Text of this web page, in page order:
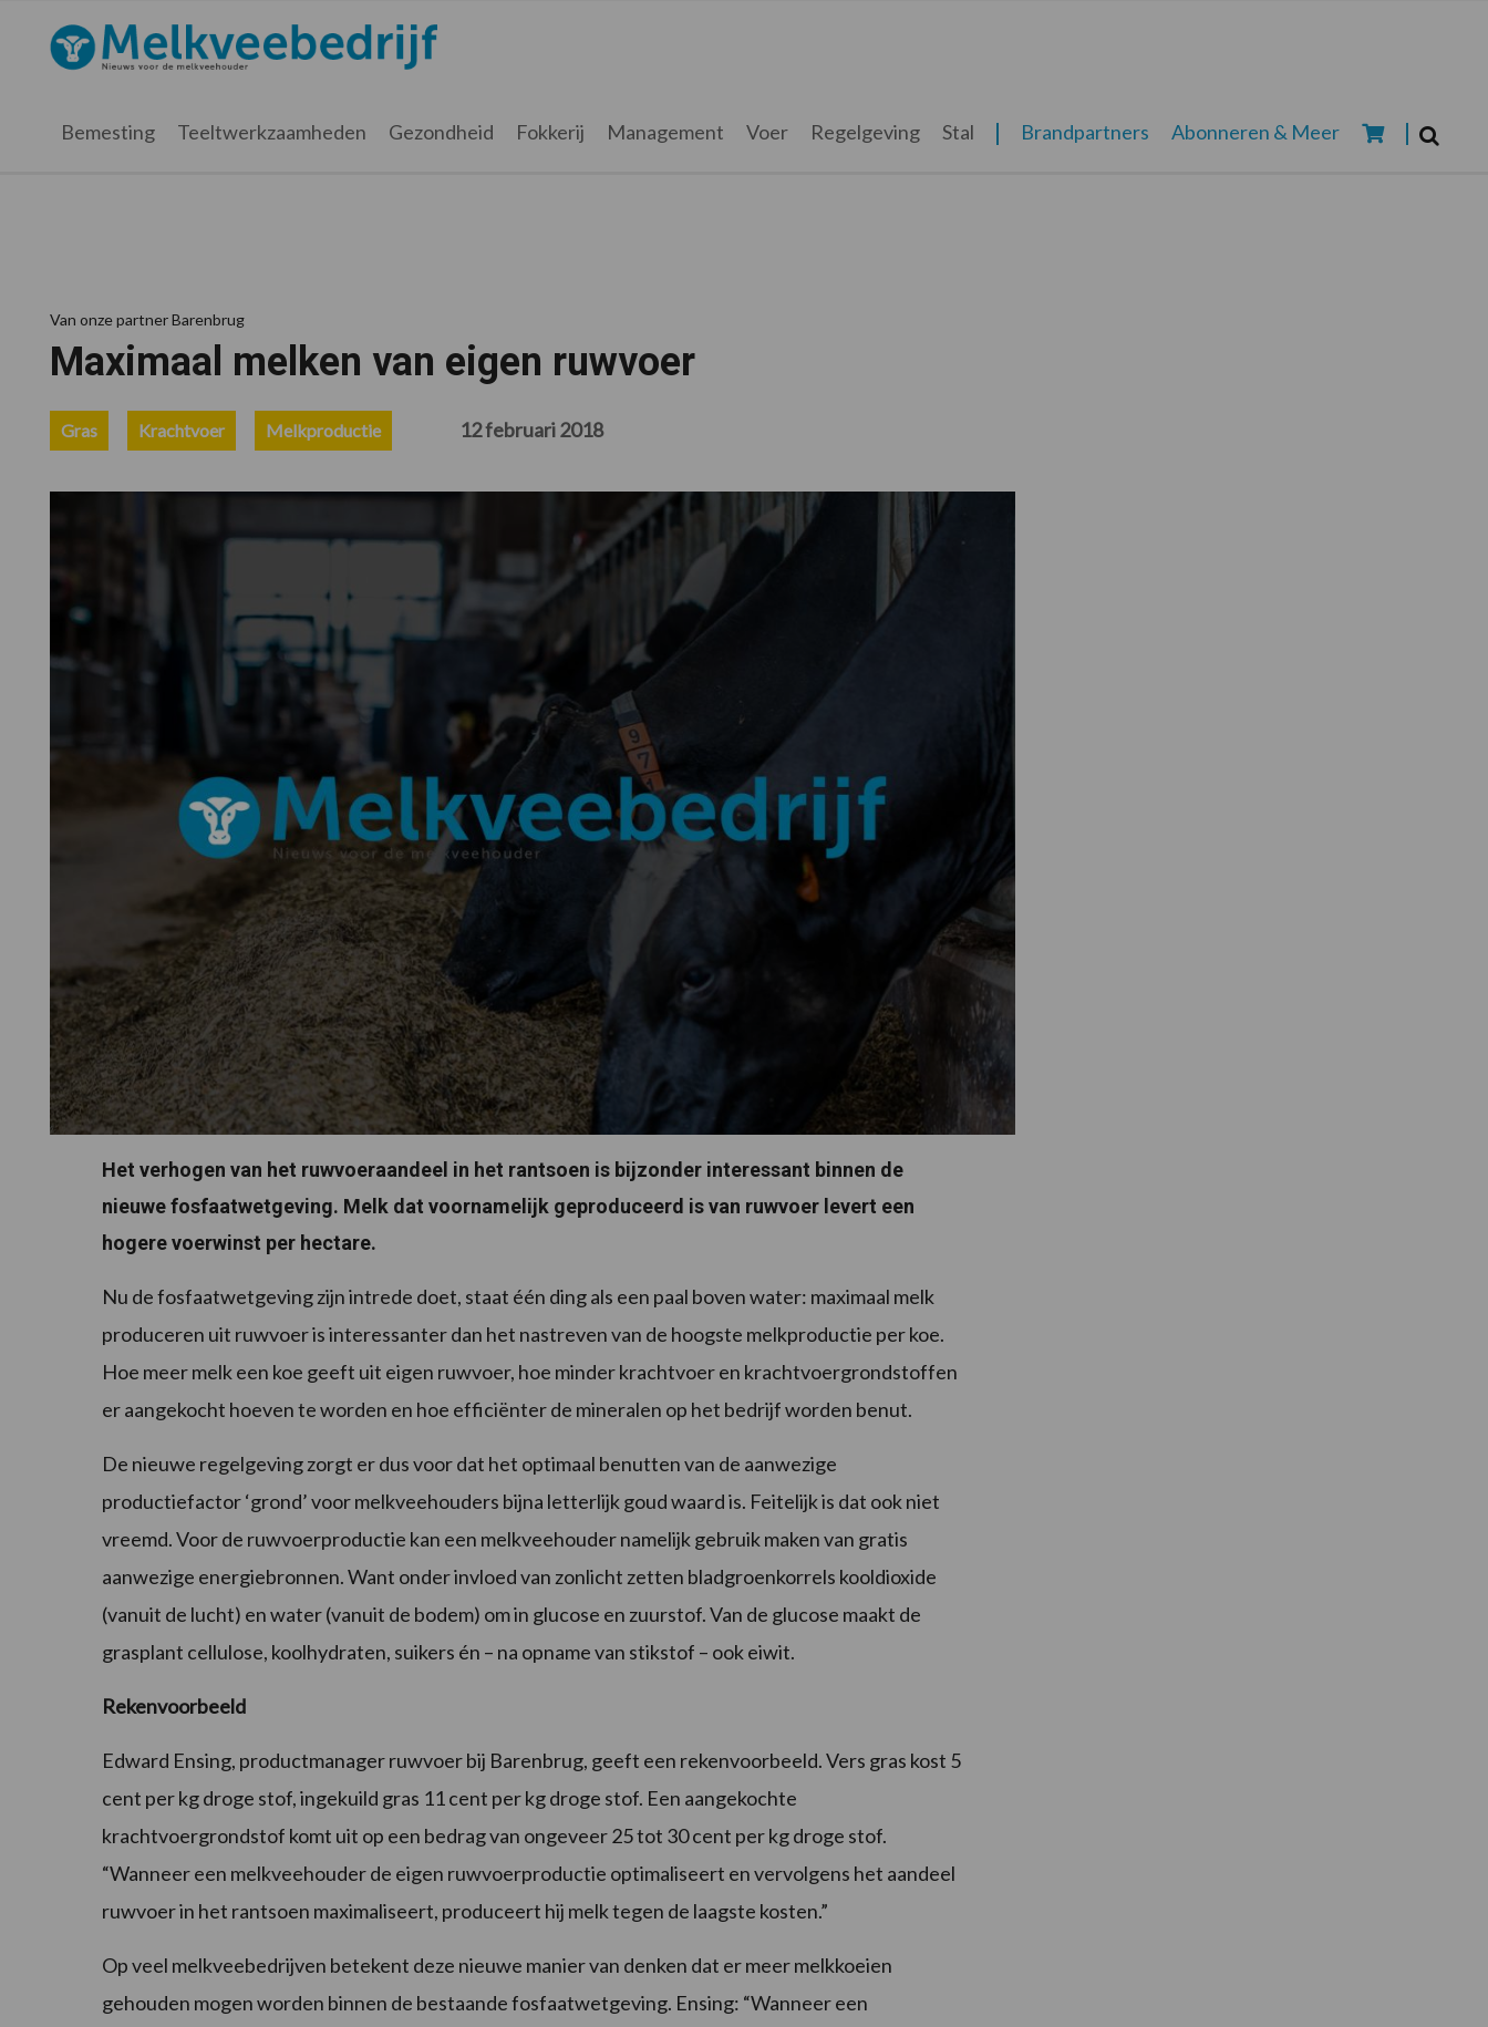
hoofdnavigatie
hoofd
eerste
voettekst
Melkveebedrijf.nl
Bemesting Teeltwerkzaamheden Gezondheid Fokkerij Management Voer Regelgeving Stal Brandpartners Abonneren & Meer
Van onze partner Barenbrug
Maximaal melken van eigen ruwvoer
Gras Krachtvoer Melkproductie 12 februari 2018
Het verhogen van het ruwvoeraandeel in het rantsoen is bijzonder interessant binnen de
nieuwe fosfaatwetgeving. Melk dat voornamelijk geproduceerd is van ruwvoer levert een
hogere voerwinst per hectare.
Nu de fosfaatwetgeving zijn intrede doet, staat één ding als een paal boven water: maximaal melk
produceren uit ruwvoer is interessanter dan het nastreven van de hoogste melkproductie per koe.
Hoe meer melk een koe geeft uit eigen ruwvoer, hoe minder krachtvoer en krachtvoergrondstoffen
er aangekocht hoeven te worden en hoe efficiënter de mineralen op het bedrijf worden benut.
De nieuwe regelgeving zorgt er dus voor dat het optimaal benutten van de aanwezige
productiefactor ‘grond’ voor melkveehouders bijna letterlijk goud waard is. Feitelijk is dat ook niet
vreemd. Voor de ruwvoerproductie kan een melkveehouder namelijk gebruik maken van gratis
aanwezige energiebronnen. Want onder invloed van zonlicht zetten bladgroenkorrels kooldioxide
(vanuit de lucht) en water (vanuit de bodem) om in glucose en zuurstof. Van de glucose maakt de
grasplant cellulose, koolhydraten, suikers én – na opname van stikstof – ook eiwit.
Rekenvoorbeeld
Edward Ensing, productmanager ruwvoer bij Barenbrug, geeft een rekenvoorbeeld. Vers gras kost 5
cent per kg droge stof, ingekuild gras 11 cent per kg droge stof. Een aangekochte
krachtvoergrondstof komt uit op een bedrag van ongeveer 25 tot 30 cent per kg droge stof.
“Wanneer een melkveehouder de eigen ruwvoerproductie optimaliseert en vervolgens het aandeel
ruwvoer in het rantsoen maximaliseert, produceert hij melk tegen de laagste kosten.”
Op veel melkveebedrijven betekent deze nieuwe manier van denken dat er meer melkkoeien
gehouden mogen worden binnen de bestaande fosfaatwetgeving. Ensing: “Wanneer een